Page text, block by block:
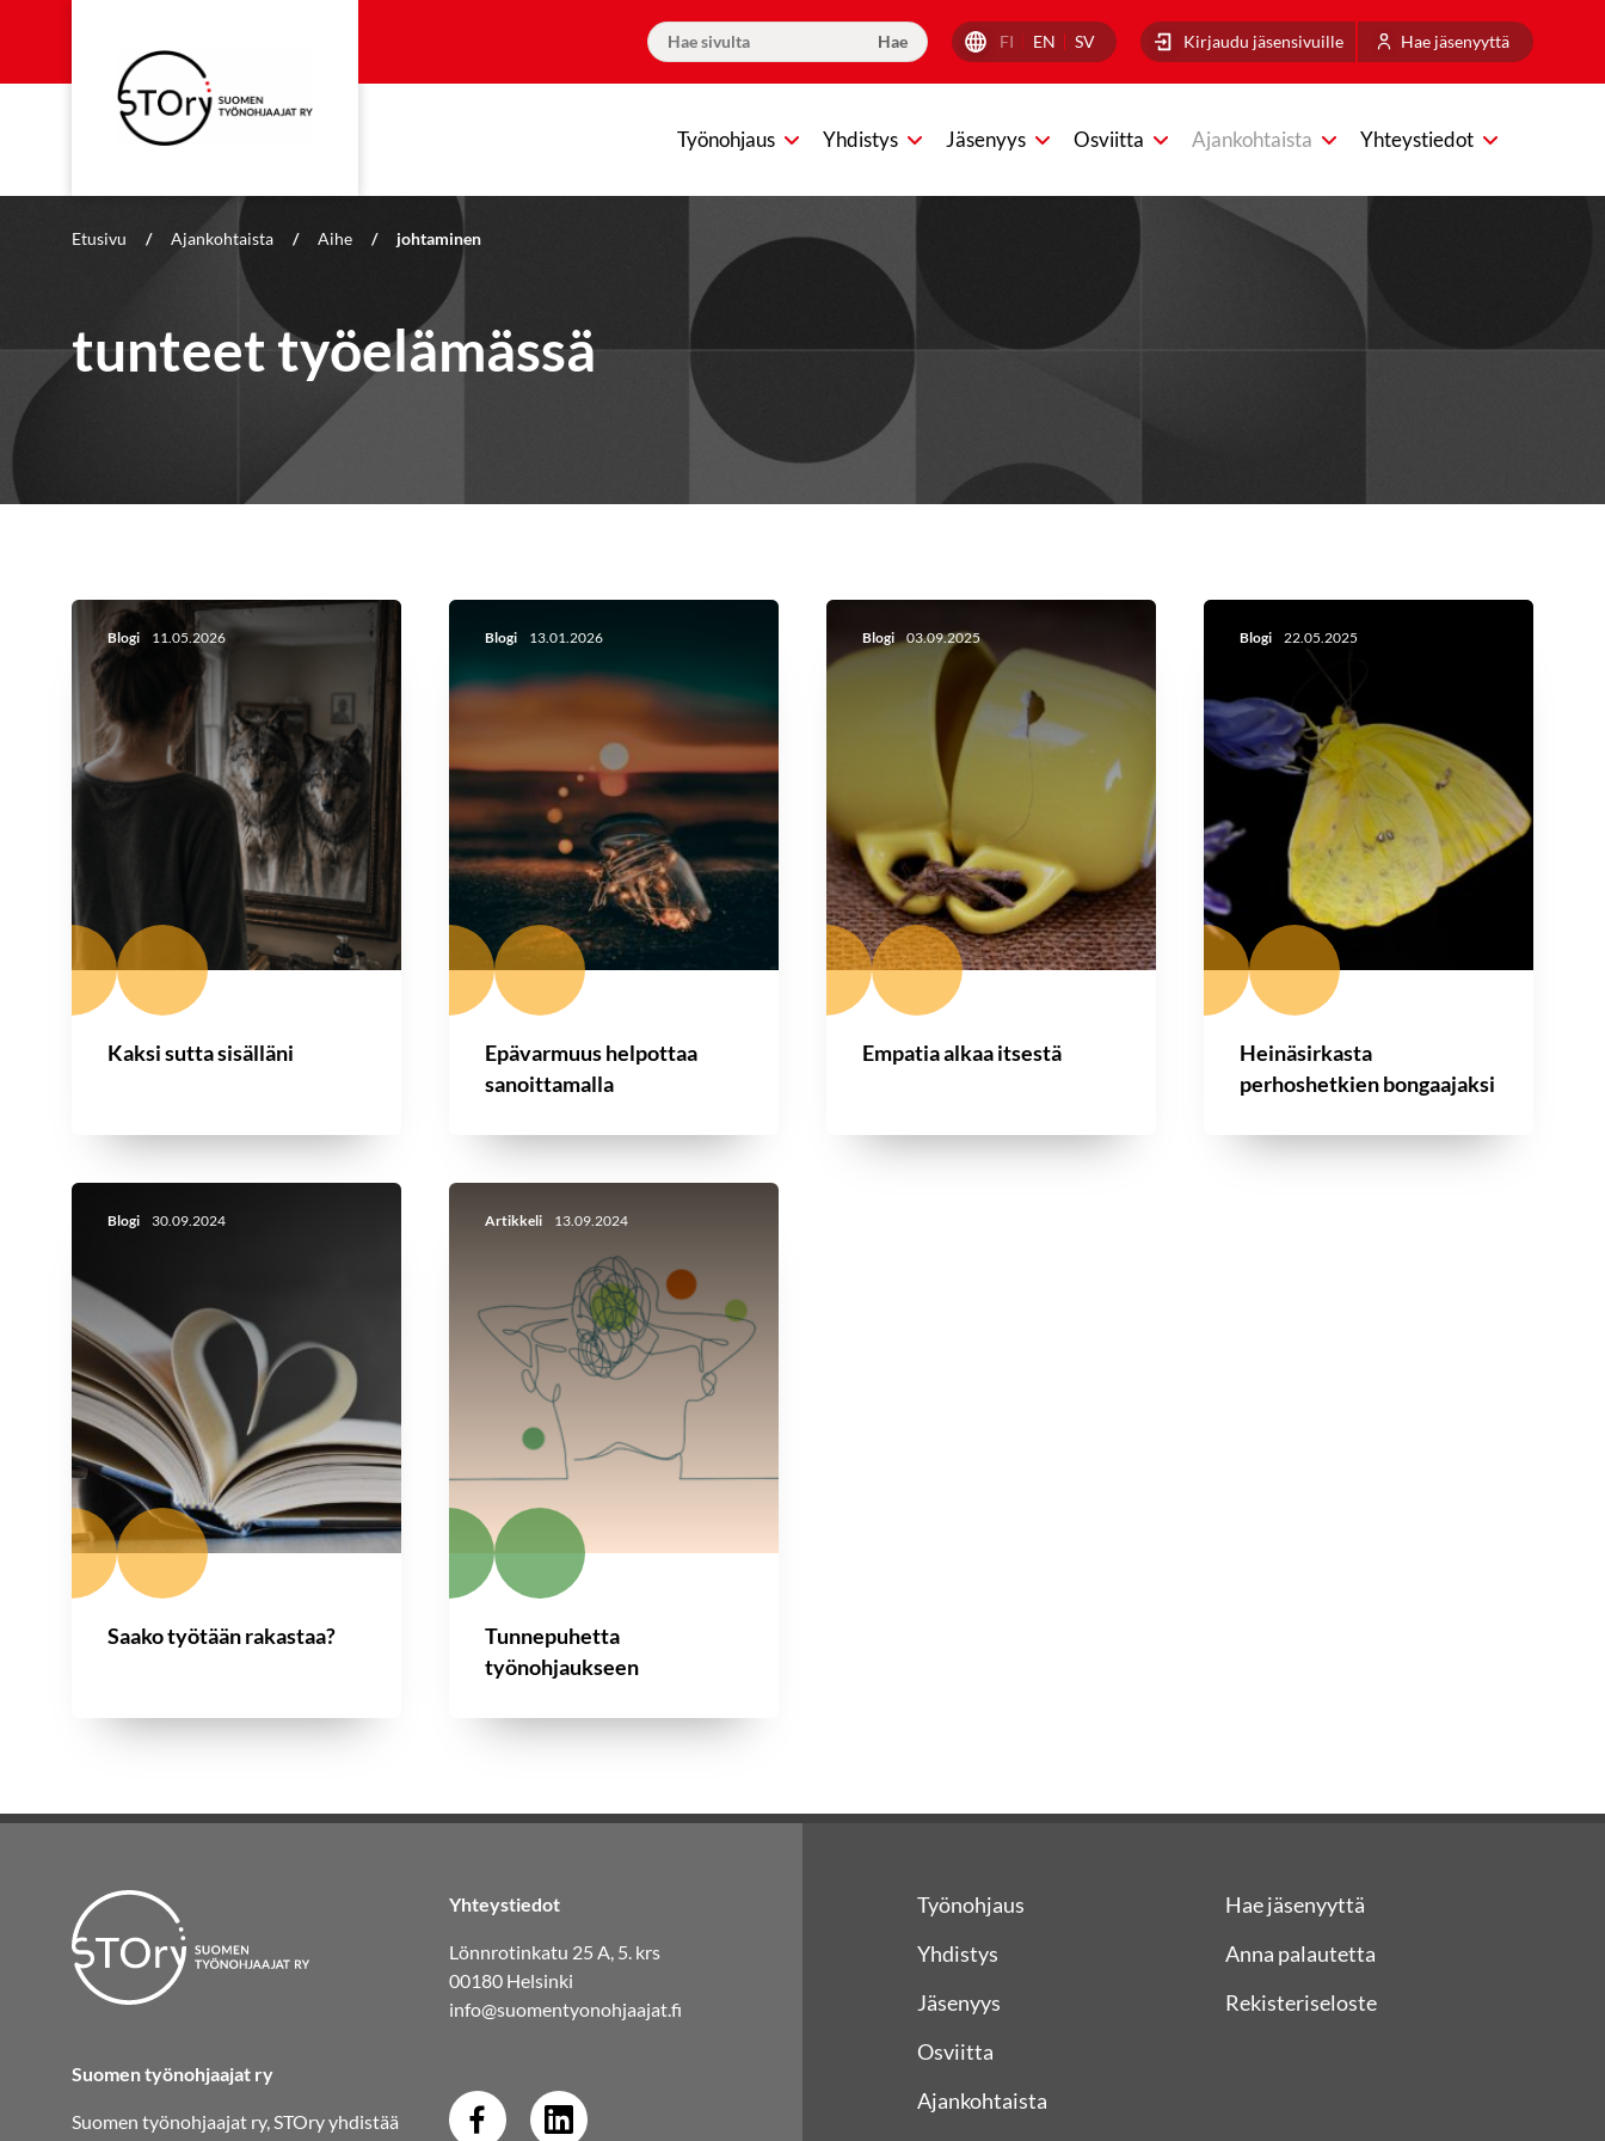
FI EN SV Kirjaudu jäsensivuille Hae jäsenyyttä
Työnohjaus Yhdistys Jäsenyys Osviitta Ajankohtaista Yhteystiedot
Etusivu / Ajankohtaista / Aihe / johtaminen
tunteet työelämässä
Blogi 11.05.2026
Kaksi sutta sisälläni
Blogi 13.01.2026
Epävarmuus helpottaa
sanoittamalla
Blogi 03.09.2025
Empatia alkaa itsestä
Blogi 22.05.2025
Heinäsirkasta
perhoshetkien bongaajaksi
Blogi 30.09.2024
Saako työtään rakastaa?
Artikkeli 13.09.2024
Tunnepuhetta
työnohjaukseen
Suomen työnohjaajat ry
Suomen työnohjaajat ry, STOry yhdistää
Yhteystiedot
Lönnrotinkatu 25 A, 5. krs
00180 Helsinki
info@suomentyonohjaajat.fi
Työnohjaus
Yhdistys
Jäsenyys
Osviitta
Ajankohtaista
Hae jäsenyyttä
Anna palautetta
Rekisteriseloste